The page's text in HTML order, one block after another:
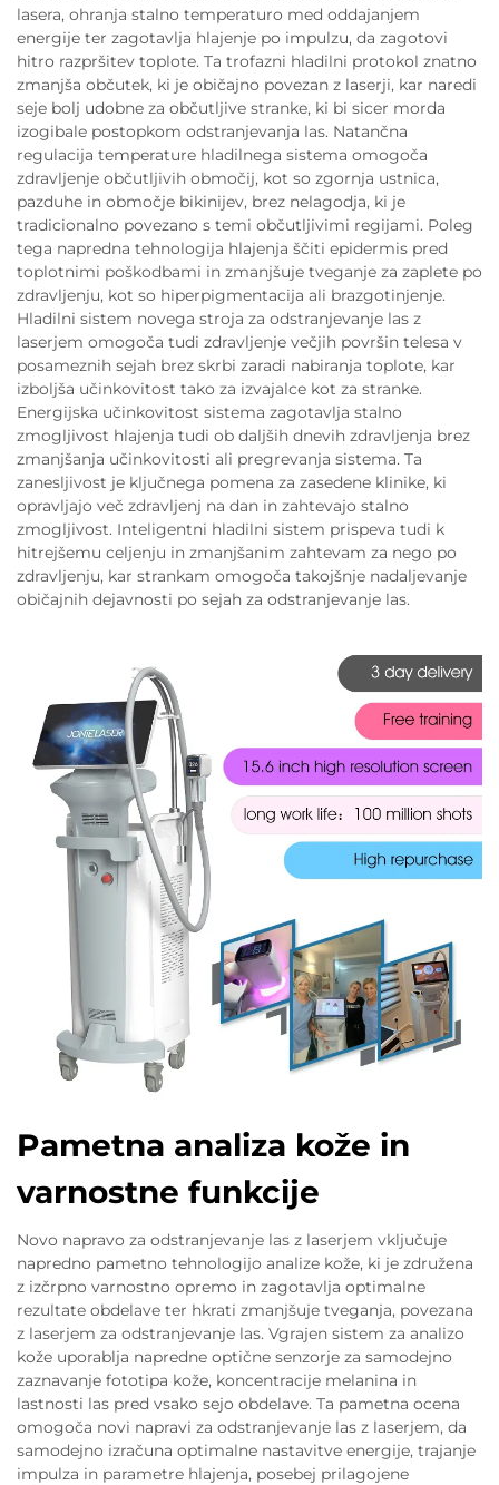
lasera, ohranja stalno temperaturo med oddajanjem
energije ter zagotavlja hlajenje po impulzu, da zagotovi
hitro razpršitev toplote. Ta trofazni hladilni protokol znatno
zmanjša občutek, ki je običajno povezan z laserji, kar naredi
seje bolj udobne za občutljive stranke, ki bi sicer morda
izogibale postopkom odstranjevanja las. Natančna
regulacija temperature hladilnega sistema omogoča
zdravljenje občutljivih območij, kot so zgornja ustnica,
pazduhe in območje bikinijev, brez nelagodja, ki je
tradicionalno povezano s temi občutljivimi regijami. Poleg
tega napredna tehnologija hlajenja ščiti epidermis pred
toplotnimi poškodbami in zmanjšuje tveganje za zaplete po
zdravljenju, kot so hiperpigmentacija ali brazgotinjenje.
Hladilni sistem novega stroja za odstranjevanje las z
laserjem omogoča tudi zdravljenje večjih površin telesa v
posameznih sejah brez skrbi zaradi nabiranja toplote, kar
izboljša učinkovitost tako za izvajalce kot za stranke.
Energijska učinkovitost sistema zagotavlja stalno
zmogljivost hlajenja tudi ob daljših dnevih zdravljenja brez
zmanjšanja učinkovitosti ali pregrevanja sistema. Ta
zanesljivost je ključnega pomena za zasedene klinike, ki
opravljajo več zdravljenj na dan in zahtevajo stalno
zmogljivost. Inteligentni hladilni sistem prispeva tudi k
hitrejšemu celjenju in zmanjšanim zahtevam za nego po
zdravljenju, kar strankam omogoča takojšnje nadaljevanje
običajnih dejavnosti po sejah za odstranjevanje las.
Pametna analiza kože in
varnostne funkcije
Novo napravo za odstranjevanje las z laserjem vključuje
napredno pametno tehnologijo analize kože, ki je združena
z izčrpno varnostno opremo in zagotavlja optimalne
rezultate obdelave ter hkrati zmanjšuje tveganja, povezana
z laserjem za odstranjevanje las. Vgrajen sistem za analizo
kože uporablja napredne optične senzorje za samodejno
zaznavanje fototipa kože, koncentracije melanina in
lastnosti las pred vsako sejo obdelave. Ta pametna ocena
omogoča novi napravi za odstranjevanje las z laserjem, da
samodejno izračuna optimalne nastavitve energije, trajanje
impulza in parametre hlajenja, posebej prilagojene